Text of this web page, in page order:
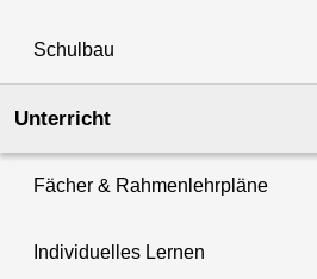
Schulbau
Unterricht
Fächer & Rahmenlehrpläne
Individuelles Lernen